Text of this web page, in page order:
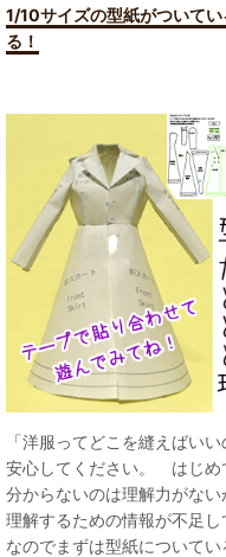
1/10サイズの型紙がついて
る！
「洋服ってどこを縫えばい
安心してください。 はじめ
分からないのは理解力がない
理解するための情報が不足し
なのでまずは型紙について